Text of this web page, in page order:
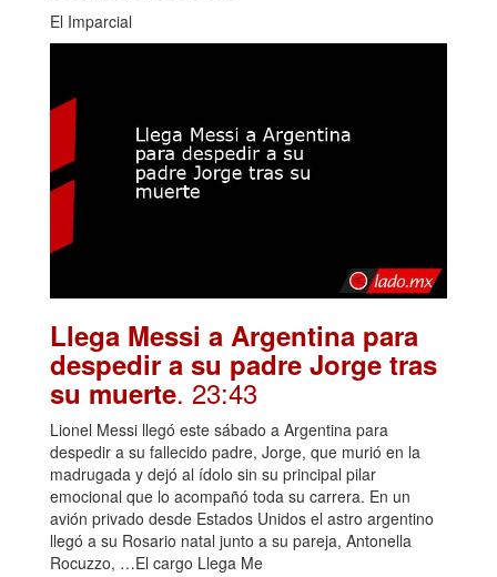
El Imparcial
Llega Messi a Argentina para
despedir a su padre Jorge tras
su muerte. 23:43
Lionel Messi llegó este sábado a Argentina para
despedir a su fallecido padre, Jorge, que murió en la
madrugada y dejó al ídolo sin su principal pilar
emocional que lo acompañó toda su carrera. En un
avión privado desde Estados Unidos el astro argentino
llegó a su Rosario natal junto a su pareja, Antonella
Rocuzzo, …El cargo Llega Me